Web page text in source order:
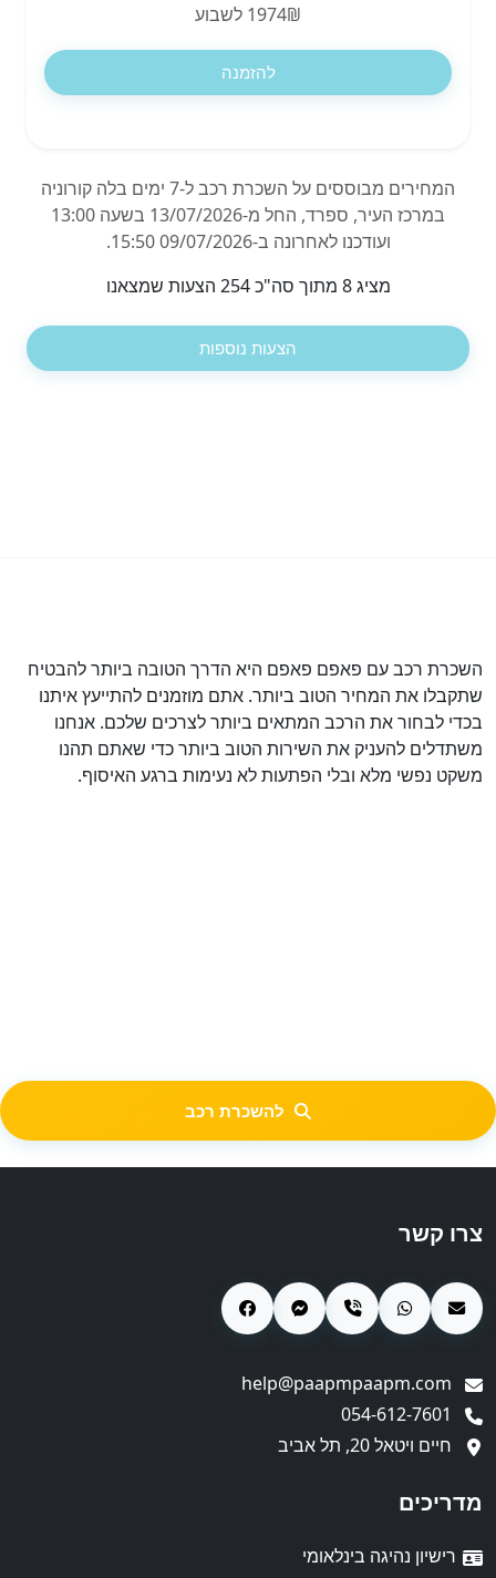
1974₪ לשבוע
להזמנה
המחירים מבוססים על השכרת רכב ל-7 ימים בלה קורוניה
במרכז העיר, ספרד, החל מ-13/07/2026 בשעה 13:00
ועודכנו לאחרונה ב-09/07/2026 15:50.
מציג 8 מתוך סה"כ 254 הצעות שמצאנו
הצעות נוספות
השכרת רכב עם פאפם פאפם היא הדרך הטובה ביותר להבטיח
שתקבלו את המחיר הטוב ביותר. אתם מוזמנים להתייעץ איתנו
בכדי לבחור את הרכב המתאים ביותר לצרכים שלכם. אנחנו
משתדלים להעניק את השירות הטוב ביותר כדי שאתם תהנו
משקט נפשי מלא ובלי הפתעות לא נעימות ברגע האיסוף.
להשכרת רכב
צרו קשר
חיים ויטאל 20, תל אביב
מדריכים
רישיון נהיגה בינלאומי